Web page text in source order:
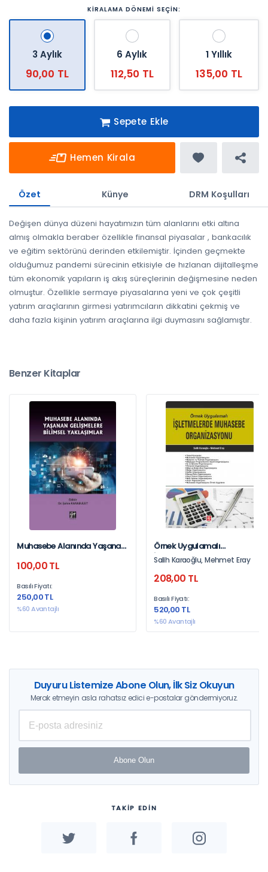
KİRALAMA DÖNEMİ SEÇİN:
3 Aylık
90,00 TL
6 Aylık
112,50 TL
1 Yıllık
135,00 TL
Sepete Ekle
Hemen Kirala
Özet Künye DRM Koşulları
Değişen dünya düzeni hayatımızın tüm alanlarını etki altına
almış olmakla beraber özellikle finansal piyasalar , bankacılık
ve eğitim sektörünü derinden etkilemiştir. İçinden geçmekte
olduğumuz pandemi sürecinin etkisiyle de hızlanan dijitalleşme
tüm ekonomik yapıların iş akış süreçlerinin değişmesine neden
olmuştur. Özellikle sermaye piyasalarına yeni ve çok çeşitli
yatırım araçlarının girmesi yatırımcıların dikkatini çekmiş ve
daha fazla kişinin yatırım araçlarına ilgi duymasını sağlamıştır.
Benzer Kitaplar
Muhasebe Alanında Yaşanan
Yaklaşımlar
100,00 TL
Basılı Fiyatı:
250,00 TL
%60 Avantajlı
Örnek Uygulamalı
İşletmelerde Muhasebe
Organizasyonu Salih
Karaoğlu
Salih Karaoğlu, Mehmet Eray
208,00 TL
Basılı Fiyatı:
520,00 TL
%60 Avantajlı
Duyuru Listemize Abone Olun, İlk Siz Okuyun
Merak etmeyin asla rahatsız edici e-postalar göndermiyoruz.
Abone Olun
TAKİP EDİN